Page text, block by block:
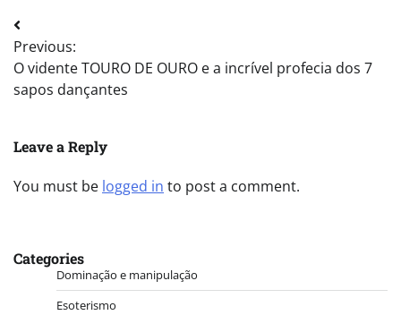
Post
navigation
Previous:
O vidente TOURO DE OURO e a incrível profecia dos 7
sapos dançantes
Leave a Reply
You must be logged in to post a comment.
Categories
Dominação e manipulação
Esoterismo